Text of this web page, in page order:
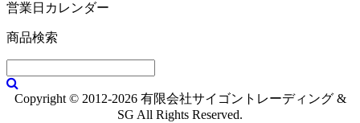
営業日カレンダー
商品検索
Copyright © 2012-2026 有限会社サイゴントレーディング &
SG All Rights Reserved.